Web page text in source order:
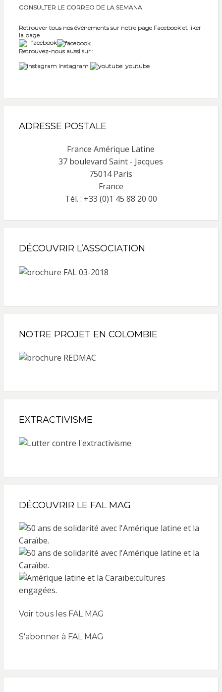
CONSULTER LE CORREO DE LA SEMANA
Retrouver tous nos événements sur notre page Facebook et liker
la page
facebook
Retrouvez-nous aussi sur :
instagram
youtube
ADRESSE POSTALE
France Amérique Latine
37 boulevard Saint - Jacques
75014 Paris
France
Tél. : +33 (0)1 45 88 20 00
DÉCOUVRIR L’ASSOCIATION
NOTRE PROJET EN COLOMBIE
EXTRACTIVISME
DÉCOUVRIR LE FAL MAG
Voir tous les FAL MAG
S'abonner à FAL MAG